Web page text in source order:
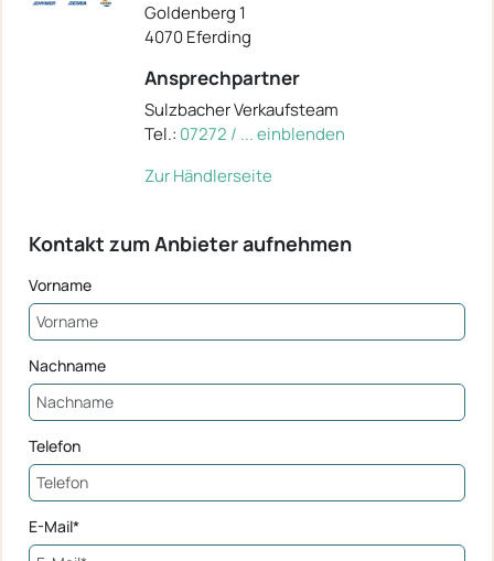
Goldenberg 1
4070 Eferding
Ansprechpartner
Sulzbacher Verkaufsteam
Tel.: 07272 / ... einblenden
Zur Händlerseite
Kontakt zum Anbieter aufnehmen
Vorname
Nachname
Telefon
E-Mail*